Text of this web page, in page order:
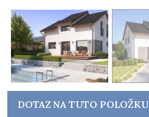
DOTAZ NA TUTO POLOŽKU